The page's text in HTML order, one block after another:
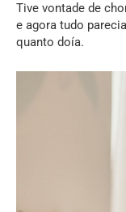
Tive vontade de
e agora tudo
quanto doía.